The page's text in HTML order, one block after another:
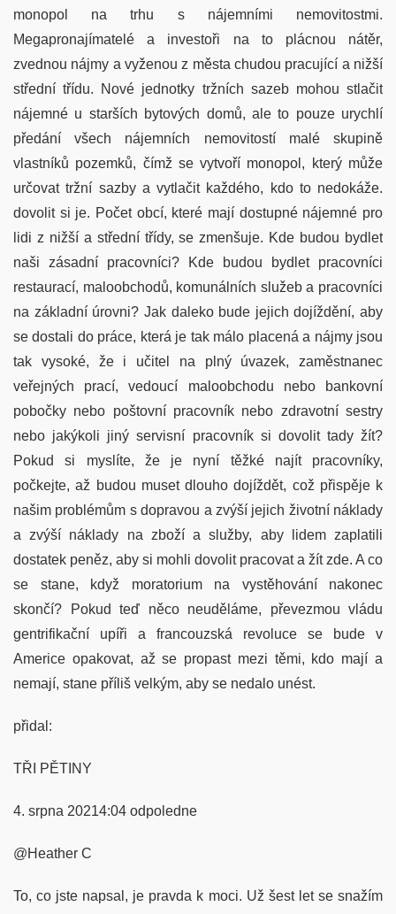
monopol na trhu s nájemními nemovitostmi.
Megapronajímatelé a investoři na to plácnou nátěr,
zvednou nájmy a vyženou z města chudou pracující a nižší
střední třídu. Nové jednotky tržních sazeb mohou stlačit
nájemné u starších bytových domů, ale to pouze urychlí
předání všech nájemních nemovitostí malé skupině
vlastníků pozemků, čímž se vytvoří monopol, který může
určovat tržní sazby a vytlačit každého, kdo to nedokáže.
dovolit si je. Počet obcí, které mají dostupné nájemné pro
lidi z nižší a střední třídy, se zmenšuje. Kde budou bydlet
naši zásadní pracovníci? Kde budou bydlet pracovníci
restaurací, maloobchodů, komunálních služeb a pracovníci
na základní úrovni? Jak daleko bude jejich dojíždění, aby
se dostali do práce, která je tak málo placená a nájmy jsou
tak vysoké, že i učitel na plný úvazek, zaměstnanec
veřejných prací, vedoucí maloobchodu nebo bankovní
pobočky nebo poštovní pracovník nebo zdravotní sestry
nebo jakýkoli jiný servisní pracovník si dovolit tady žít?
Pokud si myslíte, že je nyní těžké najít pracovníky,
počkejte, až budou muset dlouho dojíždět, což přispěje k
našim problémům s dopravou a zvýší jejich životní náklady
a zvýší náklady na zboží a služby, aby lidem zaplatili
dostatek peněz, aby si mohli dovolit pracovat a žít zde. A co
se stane, když moratorium na vystěhování nakonec
skončí? Pokud teď něco neuděláme, převezmou vládu
gentrifikační upíři a francouzská revoluce se bude v
Americe opakovat, až se propast mezi těmi, kdo mají a
nemají, stane příliš velkým, aby se nedalo unést.
přidal:
TŘI PĚTINY
4. srpna 20214:04 odpoledne
@Heather C
To, co jste napsal, je pravda k moci. Už šest let se snažím